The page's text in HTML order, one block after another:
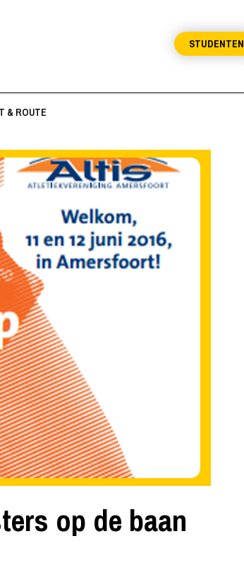
STUDENTEN
& ROUTE
op de baan